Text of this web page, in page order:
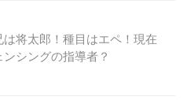
将太郎！種目はエペ！現在
シングの指導者？